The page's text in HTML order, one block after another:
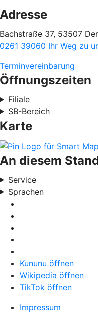
Adresse
Bachstraße 37, 53507
0261 39060 Ihr Weg zu
Terminvereinbarung
Öffnungszeiten
Filiale
SB-Bereich
Karte
An diesem
Service
Sprachen
Kununu öffnen
Wikipedia öffnen
TikTok öffnen
Impressum